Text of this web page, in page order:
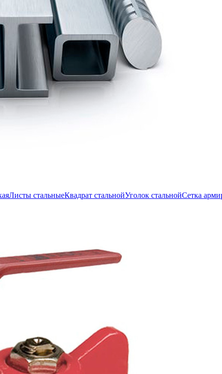
Листы стальныеКвадрат стальнойУголок стальнойСетка